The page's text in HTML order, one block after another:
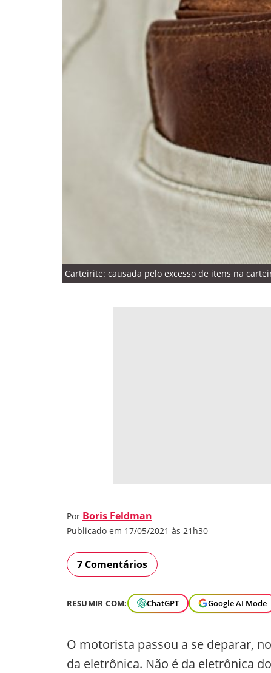
Carteirite: causada pelo excesso de itens na
Por Boris Feldman
Publicado em 17/05/2021 às 21h30
7 Comentários
RESUMIR COM: ChatGPT Google AI Mode
O motorista passou a se deparar,
da eletrônica. Não é da eletrônica